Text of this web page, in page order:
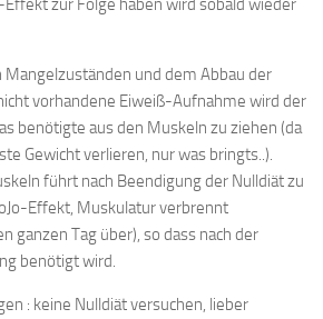
Effekt zur Folge haben wird sobald wieder
Mangelzuständen und dem Abbau der
vorhandene Eiweiß-Aufnahme wird der
benötigte aus den Muskeln zu ziehen (da
Gewicht verlieren, nur was bringts..).
führt nach Beendigung der Nulldiät zu
Effekt, Muskulatur verbrennt
ganzen Tag über), so dass nach der
benötigt wird.
: keine Nulldiät versuchen, lieber